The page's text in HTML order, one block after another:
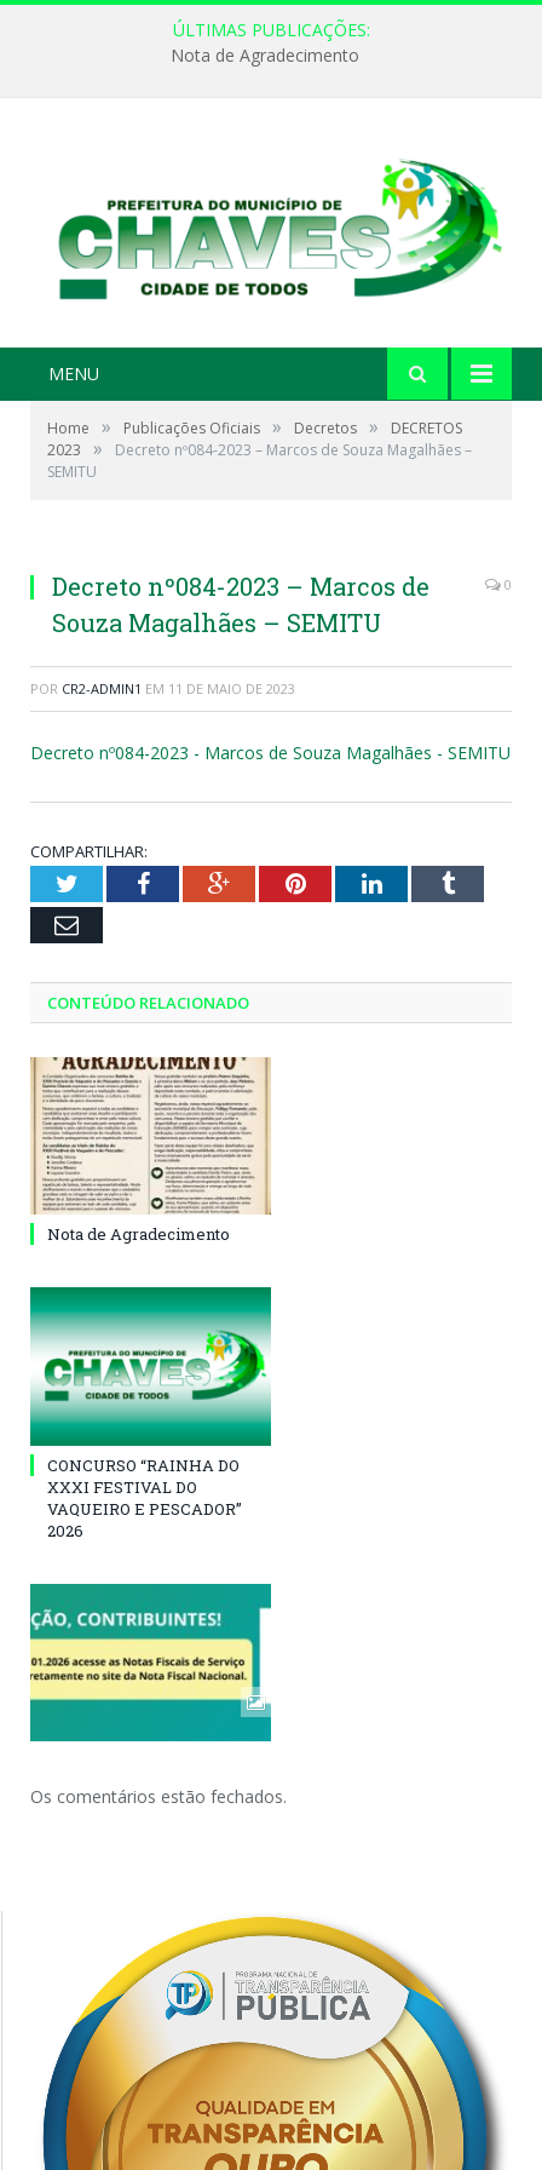
ÚLTIMAS PUBLICAÇÕES:
Nota de Agradecimento
MENU
Home » Publicações Oficiais » Decretos »
DECRETOS
2023
»
Decreto nº084-2023 – Marcos de Souza Magalhães –
SEMITU
Decreto nº084-2023 – Marcos de
Souza Magalhães – SEMITU
0
POR CR2-ADMIN1 EM 11 DE MAIO DE 2023
Decreto nº084-2023 - Marcos de Souza Magalhães - SEMITU
COMPARTILHAR:
TwitterFacebookGoogle+PinterestLinkedInTumblr
Email
CONTEÚDO RELACIONADO
Nota de Agradecimento
CONCURSO “RAINHA DO
XXXI FESTIVAL DO
VAQUEIRO E PESCADOR”
2026
Os comentários estão fechados.